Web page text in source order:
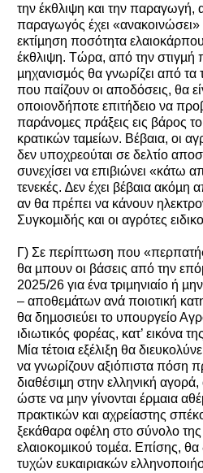
την έκθλιψη και την
παραγωγός έχει
εκτίµηση ποσότητα
έκθλιψη. Τώρα, από την στιγµή
µηχανισµός θα γνωρίζει από τα
που παίζουν οι αποδόσεις, θα
οποιονδήποτε επιτήδειο να
παράνοµες πράξεις εις βάρος
κρατικών ταµείων. Βέβαια, οι
δεν υποχρεούται σε δελτίο
συνεχίσει να επιβιώνει «κάτω
τενεκές. ∆εν έχει βέβαια ακόµη
αν θα πρέπει να κάνουν
Συγκοµιδής και οι αγρότες
Γ) Σε περίπτωση που
θα µπουν οι βάσεις από την
2025/26 για ένα τριµηνιαίο ή
– αποθεµάτων ανά ποιοτική
θα δηµοσιεύει το υπουργείο
ιδιωτικός φορέας, κατ’ εικόνα
Μία τέτοια εξέλιξη θα
να γνωρίζουν αξιόπιστα πόση
διαθέσιµη στην ελληνική
ώστε να µην γίνονται έρµαια
πρακτικών και αχρείαστης
ξεκάθαρα οφέλη στο σύνολο της
ελαιοκοµικού τοµέα. Επίσης, θα
τυχών ευκαιριακών